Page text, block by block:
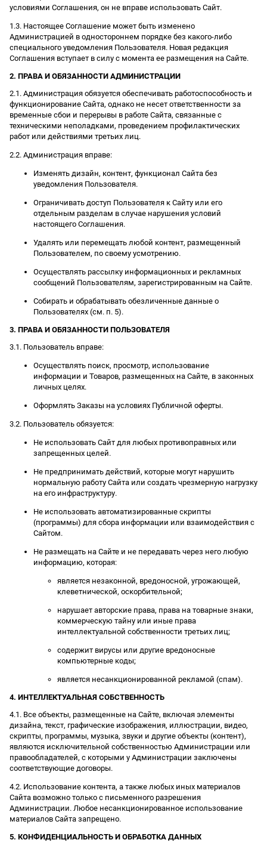
условиями Соглашения, он не вправе использовать Сайт.
1.3. Настоящее Соглашение может быть изменено
Администрацией в одностороннем порядке без какого-либо
специального уведомления Пользователя. Новая редакция
Соглашения вступает в силу с момента ее размещения на Сайте.
2. ПРАВА И ОБЯЗАННОСТИ АДМИНИСТРАЦИИ
2.1. Администрация обязуется обеспечивать работоспособность и
функционирование Сайта, однако не несет ответственности за
временные сбои и перерывы в работе Сайта, связанные с
техническими неполадками, проведением профилактических
работ или действиями третьих лиц.
2.2. Администрация вправе:
Изменять дизайн, контент, функционал Сайта без
уведомления Пользователя.
Ограничивать доступ Пользователя к Сайту или его
отдельным разделам в случае нарушения условий
настоящего Соглашения.
Удалять или перемещать любой контент, размещенный
Пользователем, по своему усмотрению.
Осуществлять рассылку информационных и рекламных
сообщений Пользователям, зарегистрированным на Сайте.
Собирать и обрабатывать обезличенные данные о
Пользователях (см. п. 5).
3. ПРАВА И ОБЯЗАННОСТИ ПОЛЬЗОВАТЕЛЯ
3.1. Пользователь вправе:
Осуществлять поиск, просмотр, использование
информации и Товаров, размещенных на Сайте, в законных
личных целях.
Оформлять Заказы на условиях Публичной оферты.
3.2. Пользователь обязуется:
Не использовать Сайт для любых противоправных или
запрещенных целей.
Не предпринимать действий, которые могут нарушить
нормальную работу Сайта или создать чрезмерную нагрузку
на его инфраструктуру.
Не использовать автоматизированные скрипты
(программы) для сбора информации или взаимодействия с
Сайтом.
Не размещать на Сайте и не передавать через него любую
информацию, которая:
является незаконной, вредоносной, угрожающей,
клеветнической, оскорбительной;
нарушает авторские права, права на товарные знаки,
коммерческую тайну или иные права
интеллектуальной собственности третьих лиц;
содержит вирусы или другие вредоносные
компьютерные коды;
является несанкционированной рекламой (спам).
4. ИНТЕЛЛЕКТУАЛЬНАЯ СОБСТВЕННОСТЬ
4.1. Все объекты, размещенные на Сайте, включая элементы
дизайна, текст, графические изображения, иллюстрации, видео,
скрипты, программы, музыка, звуки и другие объекты (контент),
являются исключительной собственностью Администрации или
правообладателей, с которыми у Администрации заключены
соответствующие договоры.
4.2. Использование контента, а также любых иных материалов
Сайта возможно только с письменного разрешения
Администрации. Любое несанкционированное использование
материалов Сайта запрещено.
5. КОНФИДЕНЦИАЛЬНОСТЬ И ОБРАБОТКА ДАННЫХ